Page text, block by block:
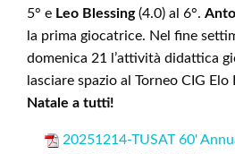
5° e Leo Blessing(4.0) al 6°.
la prima giocatrice. Nel fine
domenica 21 l’attività didattica
lasciare spazio al Torneo CIG Elo
Natale a tutti!
20251214-TUSAT 60'